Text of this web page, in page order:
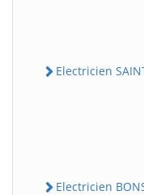
Electricien
Electricien